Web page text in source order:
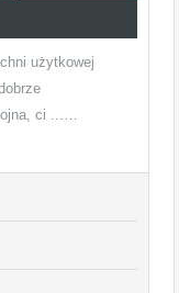
użytkowej
ci ...…